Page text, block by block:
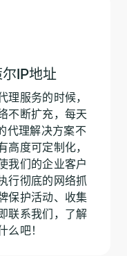
IP地址
理服务的时候，
不断扩充，每天
代理解决方案不
高度可定制化，
我们的企业客户
行彻底的网络抓
保护活动、收集
联系我们，了解
么吧！